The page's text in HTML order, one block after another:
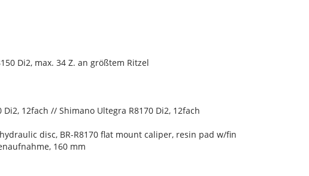
Di2, max. 34 Z. an größtem Ritzel
12fach // Shimano Ultegra R8170 Di2, 12fach
disc, BR-R8170 flat mount caliper, resin pad w/fin
160 mm